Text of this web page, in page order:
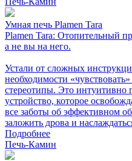
Умная печь Plamen Tara
Plamen Tara: Отопительный
а не вы на него.
Устали от сложных
необходимости
стереотипы. Это интуитивно
устройство, которое
все заботы об эффективном
заложить дрова и
Подробнее
Печь-Камин